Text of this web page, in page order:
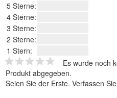
5 Sterne:
4 Sterne:
3 Sterne:
2 Sterne:
1 Stern:
Es wurde noch
Produkt abgegeben.
Seien Sie der Erste. Verfassen